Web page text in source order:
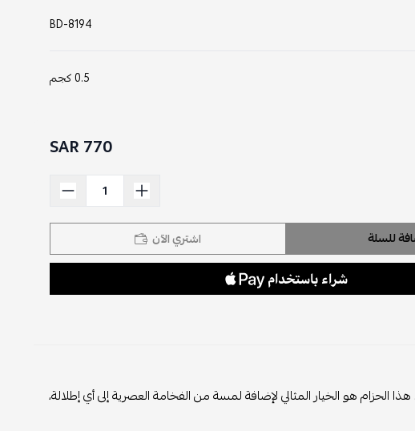
BD-8194
0.5 كجم
770 SAR
للسلة اشتري الآن
هو الخيار المثالي لإضافة لمسة من الفخامة العصرية إلى أي إطلالة،